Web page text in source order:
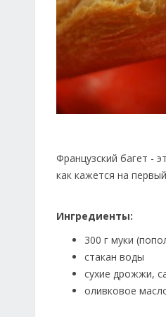
Французский багет -
как кажется на
Ингредиенты:
300 г муки
стакан воды
сухие дрожжи,
оливковое